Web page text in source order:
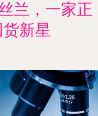
兰，一家正
新星